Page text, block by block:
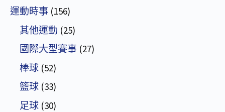
運動時事 (156)
其他運動 (25)
國際大型賽事 (27)
棒球 (52)
籃球 (33)
足球 (30)